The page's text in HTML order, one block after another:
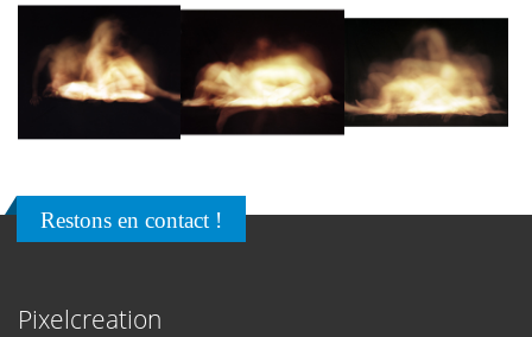
Restons en contact !
Pixelcreation